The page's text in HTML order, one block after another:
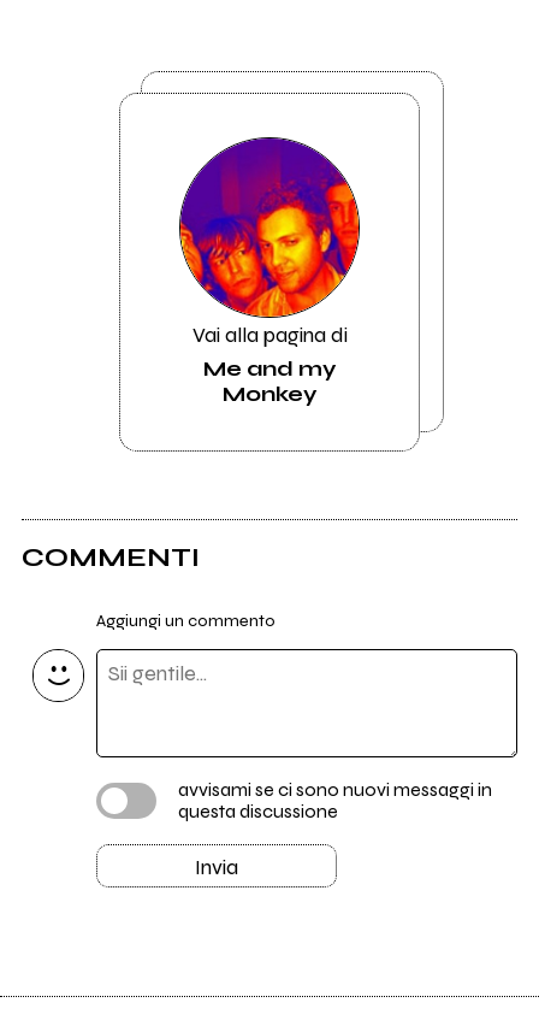
Vai alla pagina di
Me and my
Monkey
COMMENTI
Aggiungi un commento
avvisami se ci sono nuovi messaggi in
questa discussione
Invia